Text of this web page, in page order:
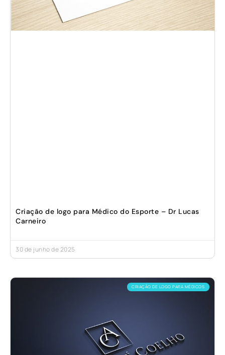
Criação de logo para Médico do Esporte – Dr Lucas
Carneiro
30 de junho de 2025
CRIAÇÃO DE LOGO PARA MÉDICOS